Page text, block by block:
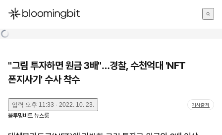
한국어
"그림 투자하면 원금 3배"…경찰, 수천억대 'NFT
폰지사기' 수사 착수
입력 오후 11:33 · 2022. 10. 23. 기사출처
블루밍비트 뉴스룸